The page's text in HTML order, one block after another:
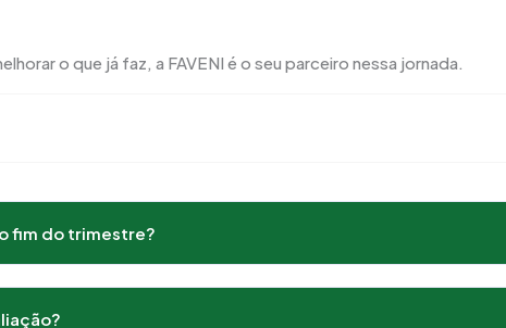
o que já faz, a FAVENI é o seu parceiro nessa jornada.
fim do trimestre?